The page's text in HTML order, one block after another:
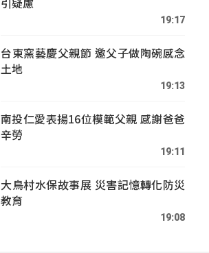
19:17
台東窯藝慶父親節 邀父子做陶碗感念
土地
19:13
南投仁愛表揚16位模範父親 感謝爸爸
辛勞
19:11
大鳥村水保故事展 災害記憶轉化防災
教育
19:08